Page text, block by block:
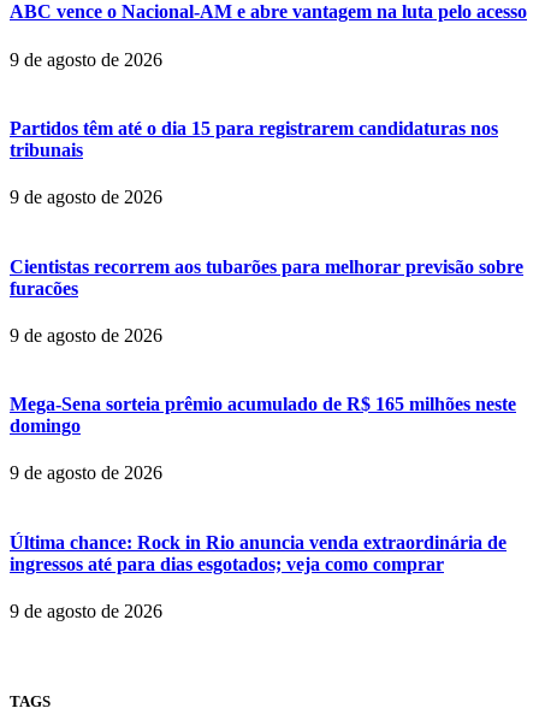
ABC vence o Nacional-AM e abre vantagem na luta pelo acesso
9 de agosto de 2026
Partidos têm até o dia 15 para registrarem candidaturas nos
tribunais
9 de agosto de 2026
Cientistas recorrem aos tubarões para melhorar previsão sobre
furacões
9 de agosto de 2026
Mega-Sena sorteia prêmio acumulado de R$ 165 milhões neste
domingo
9 de agosto de 2026
Última chance: Rock in Rio anuncia venda extraordinária de
ingressos até para dias esgotados; veja como comprar
9 de agosto de 2026
TAGS